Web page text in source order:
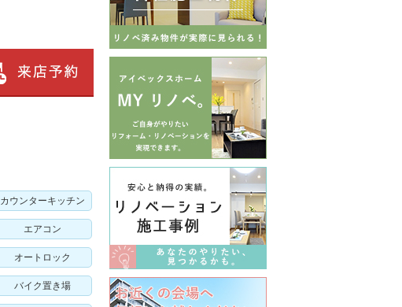
カウンターキッチン
エアコン
オートロック
バイク置き場